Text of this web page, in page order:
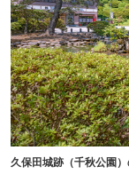
久保田城跡（千秋公園